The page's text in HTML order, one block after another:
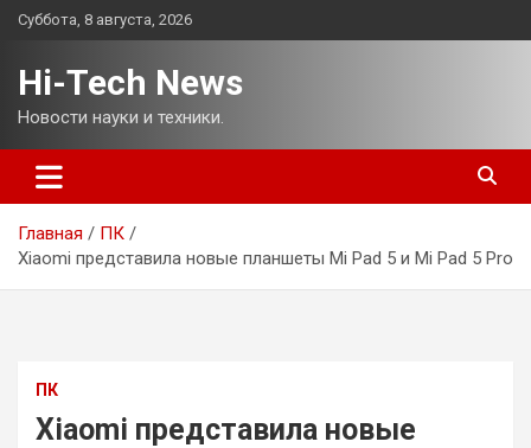
Перейти
Суббота, 8 августа, 2026
Hi-Tech News
Новости науки и техники.
Главная
ПК
Xiaomi представила новые планшеты Mi Pad 5 и Mi Pad 5 Pro
ПК
Xiaomi представила новые